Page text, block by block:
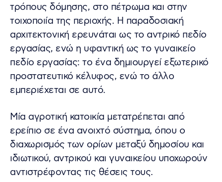
τρόπους δόμησης, στο πέτρωμα και στην
τοιχοποιία της περιοχής. Η παραδοσιακή
αρχιτεκτονική ερευνάται ως το αντρικό πεδίο
εργασίας, ενώ η υφαντική ως το γυναικείο
πεδίο εργασίας: το ένα δημιουργεί εξωτερικό
προστατευτικό κέλυφος, ενώ το άλλο
εμπεριέχεται σε αυτό.
Μία αγροτική κατοικία μετατρέπεται από
ερείπιο σε ένα ανοιχτό σύστημα, όπου ο
διαχωρισμός των ορίων μεταξύ δημοσίου και
ιδιωτικού, αντρικού και γυναικείου υποχωρούν
αντιστρέφοντας τις θέσεις τους.